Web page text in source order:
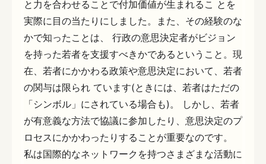
と力を合わせることで付加価値が生まれるこ とを
実際に目の当たりにしました。また、その経験のな
かで知ったことは、 行政の意思決定者がビジョン
を持った若者を支援すべきかであるということ。現
在、若者にかかわる政策や意思決定において、若者
の関与は限られ ています(ときには、若者はただの
「シンボル」にされている場合も)。 しかし、若者
が有意義な方法で協議に参加したり、意思決定のプ
ロセスにかかわったりすることが重要なのです。
私は国際的なネットワークを持つさまざまな活動に